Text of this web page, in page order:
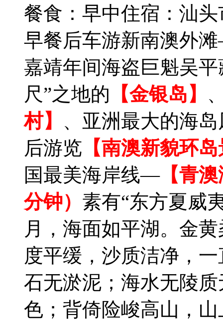
餐食：早中住宿：汕
早餐后车游新南澳外
嘉靖年间海盗巨魁吴
尺”之地的 【金银岛】
村】 、亚洲最大的海
后游览 【南澳新貌环
国最美海岸线—【青澳
分钟） 素有“东方夏威
月，海面如平湖。金
度平缓，沙质洁净，
石无淤泥；海水无陵
色；背倚险峻高山，